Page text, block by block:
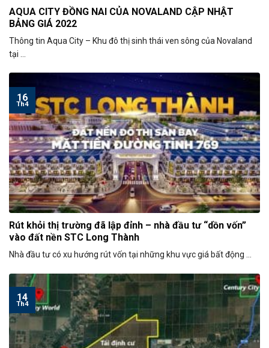
AQUA CITY ĐỒNG NAI CỦA NOVALAND CẬP NHẬT
BẢNG GIÁ 2022
Thông tin Aqua City – Khu đô thị sinh thái ven sông của Novaland
tại ...
Rút khỏi thị trường đã lập đỉnh – nhà đầu tư “dồn vốn”
vào đất nền STC Long Thành
Nhà đầu tư có xu hướng rút vốn tại những khu vực giá bất động ...
16
Th4
14
Th4